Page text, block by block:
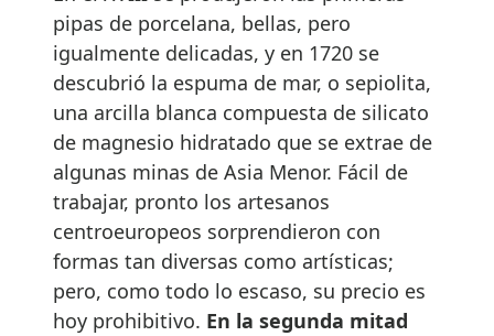
pipas de porcelana, bellas, pero
igualmente delicadas, y en 1720 se
descubrió la espuma de mar, o sepiolita,
una arcilla blanca compuesta de silicato
de magnesio hidratado que se extrae de
algunas minas de Asia Menor. Fácil de
trabajar, pronto los artesanos
centroeuropeos sorprendieron con
formas tan diversas como artísticas;
pero, como todo lo escaso, su precio es
hoy prohibitivo. En la segunda mitad